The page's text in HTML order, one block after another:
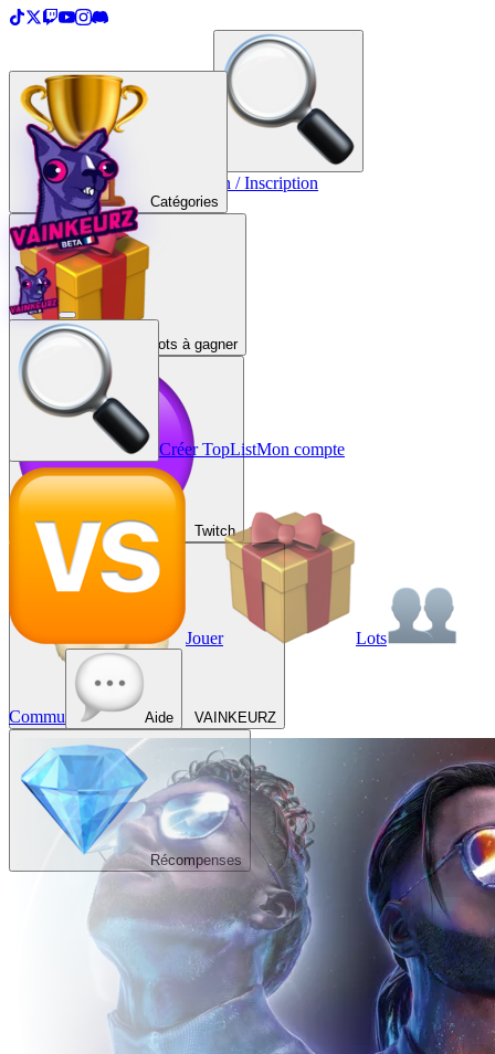
Créer une TopList Connexion / Inscription
Catégories
Lots à gagner
Twitch
VAINKEURZ
Récompenses
Créer TopListMon compte
Jouer Lots
Commu Aide